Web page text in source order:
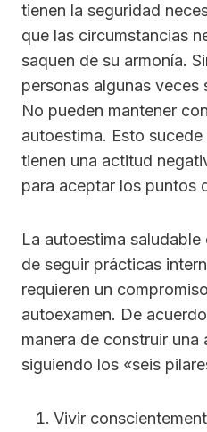
tienen la seguridad
que las circumstancias
saquen de su armonía.
personas algunas veces
No pueden mantener
autoestima. Esto
tienen una actitud
para aceptar los puntos
La autoestima
de seguir prácticas
requieren un
autoexamen. De
manera de construir
siguiendo los «seis
Vivir